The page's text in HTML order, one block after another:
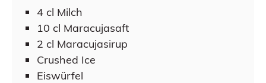
4 cl Milch
10 cl Maracujasaft
2 cl Maracujasirup
Crushed Ice
Eiswürfel